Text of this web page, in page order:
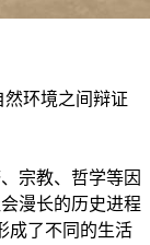
环境之间辩证
宗教、哲学等因
漫长的历史进程
成了不同的生活